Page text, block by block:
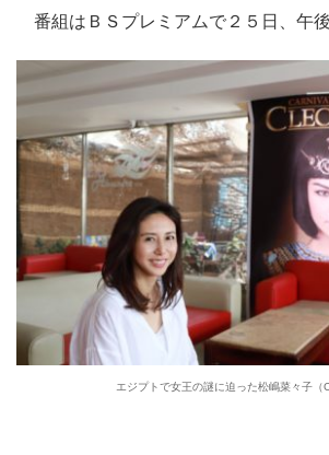
番組はＢＳプレミアムで２５日、午後
エジプトで女王の謎に迫った松嶋菜々子（